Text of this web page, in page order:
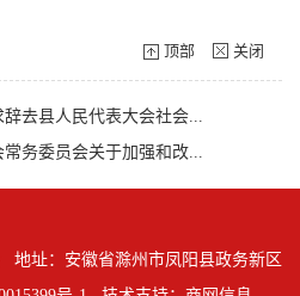
顶部 关闭
去县人民代表大会社会...
务委员会关于加强和改...
地址：安徽省滁州市凤阳县政务新区